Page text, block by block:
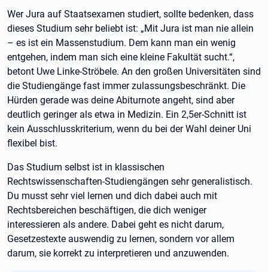
Wer Jura auf Staatsexamen studiert, sollte bedenken, dass
dieses Studium sehr beliebt ist: „Mit Jura ist man nie allein
– es ist ein Massenstudium. Dem kann man ein wenig
entgehen, indem man sich eine kleine Fakultät sucht.“,
betont Uwe Linke-Ströbele. An den großen Universitäten sind
die Studiengänge fast immer zulassungsbeschränkt. Die
Hürden gerade was deine Abiturnote angeht, sind aber
deutlich geringer als etwa in Medizin. Ein 2,5er-Schnitt ist
kein Ausschlusskriterium, wenn du bei der Wahl deiner Uni
flexibel bist.
Das Studium selbst ist in klassischen
Rechtswissenschaften-Studiengängen sehr generalistisch.
Du musst sehr viel lernen und dich dabei auch mit
Rechtsbereichen beschäftigen, die dich weniger
interessieren als andere. Dabei geht es nicht darum,
Gesetzestexte auswendig zu lernen, sondern vor allem
darum, sie korrekt zu interpretieren und anzuwenden.